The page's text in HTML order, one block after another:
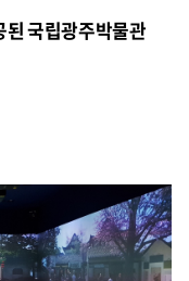
국립광주박물관